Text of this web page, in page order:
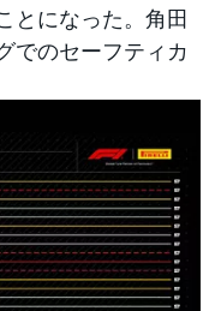
とになった。角田
でのセーフティカ